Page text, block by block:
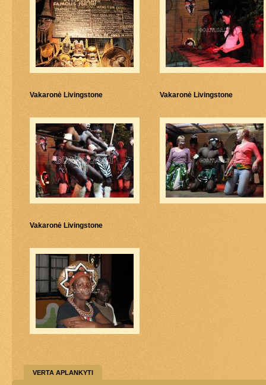
Vakaronė Livingstone Vakaronė Livingstone
Vakaronė Livingstone
VERTA APLANKYTI